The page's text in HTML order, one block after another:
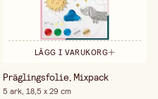
LÄGG I VARUKORG
Präglingsfolie, Mixpack
5 ark, 18,5 x 29 cm